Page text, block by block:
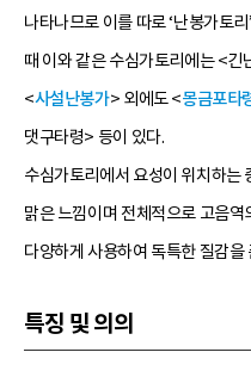
나타나므로 이를 따로 ‘난봉가토
때 이와 같은 수심가토리에는 <
<사설난봉가> 외에도 <몽금포타
댓구타령> 등이 있다.
수심가토리에서 요성이 위치하는
맑은 느낌이며 전체적으로 고음
다양하게 사용하여 독특한 질감을
특징 및 의의